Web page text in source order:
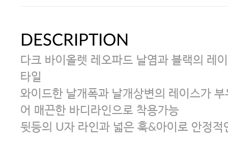
[썸머블프] 2만원 할인 쿠폰(8.1~31)
DESCRIPTION
다크 바이올렛 레오파드 날염과 블랙의 레
타일
와이드한 날개폭과 날개상변의 레이스가
어 매끈한 바디라인으로 착용가능
뒷등의 U자 라인과 넓은 훅&아이로 안정적